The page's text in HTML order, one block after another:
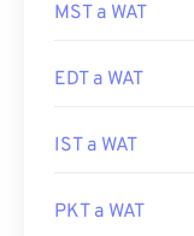
MST a WAT
EDT a WAT
IST a WAT
PKT a WAT